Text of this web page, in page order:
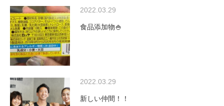
2022.03.29
食品添加物🍚
2022.03.29
新しい仲間！！